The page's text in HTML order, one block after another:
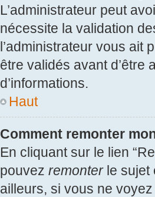
L’administrateur peut
nécessite la validation
l’administrateur vous ait
être validés avant d’être
d’informations.
Haut
Comment remonter
En cliquant sur le lien
pouvez remonterle sujet
ailleurs, si vous ne